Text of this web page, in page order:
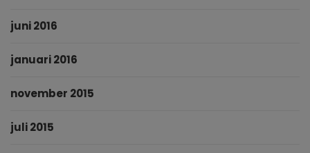
juni 2016
januari 2016
november 2015
juli 2015